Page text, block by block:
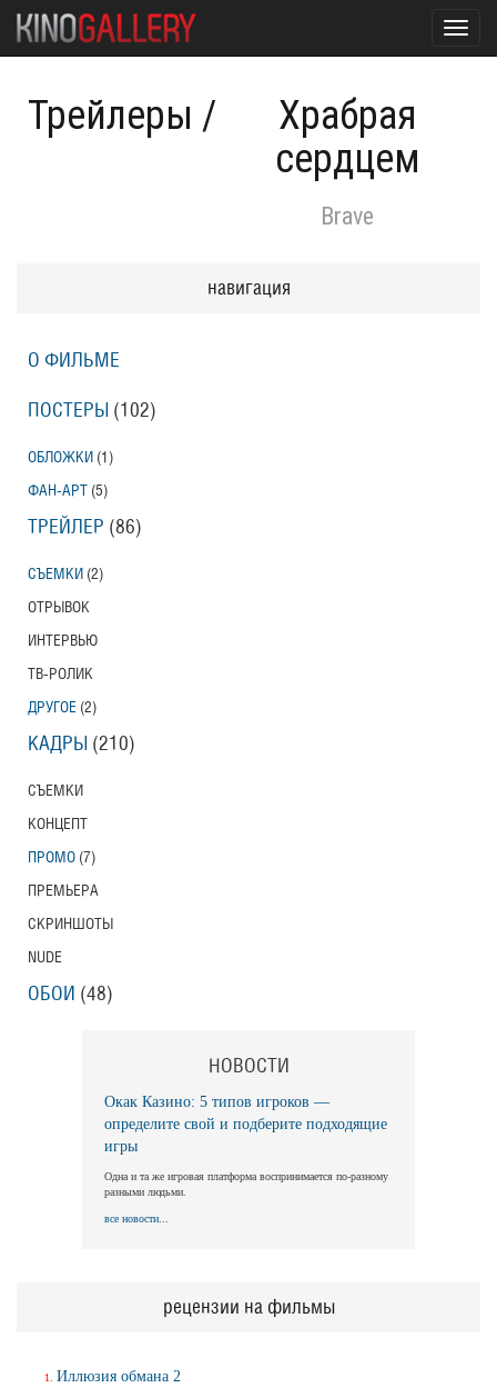
Трейлеры /
Храбрая
сердцем
Brave
навигация
О ФИЛЬМЕ
ПОСТЕРЫ (102)
ОБЛОЖКИ (1)
ФАН-АРТ (5)
ТРЕЙЛЕР (86)
СЪЕМКИ (2)
ОТРЫВОК
ИНТЕРВЬЮ
ТВ-РОЛИК
ДРУГОЕ (2)
КАДРЫ (210)
СЪЕМКИ
КОНЦЕПТ
ПРОМО (7)
ПРЕМЬЕРА
СКРИНШОТЫ
NUDE
ОБОИ (48)
НОВОСТИ
Окак Казино: 5 типов игроков —
определите свой и подберите подходящие
игры
Одна и та же игровая платформа воспринимается по-разному
разными людьми.
все новости...
рецензии на фильмы
Иллюзия обмана 2